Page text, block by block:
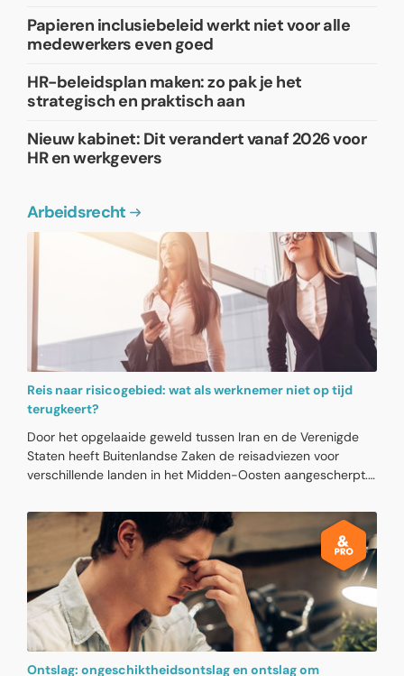
Papieren inclusiebeleid werkt niet voor alle
medewerkers even goed
HR-beleidsplan maken: zo pak je het
strategisch en praktisch aan
Nieuw kabinet: Dit verandert vanaf 2026 voor
HR en werkgevers
Arbeidsrecht
Reis naar risicogebied: wat als werknemer niet op tijd
terugkeert?
Door het opgelaaide geweld tussen Iran en de Verenigde
Staten heeft Buitenlandse Zaken de reisadviezen voor
verschillende landen in het Midden-Oosten aangescherpt.
duidelijk te informeren over reizen naar risicogebieden. Een
werkgever kan een privéreis niet zomaar verbieden, maar
als een werknemer bewust naar een gebied met een
negatief reisadvies vertrekt en vervolgens niet op tijd kan
terugkeren, kan dat wel gevolgen hebben voor verlof en
loon.
Ontslag: ongeschiktheidsontslag en ontslag om